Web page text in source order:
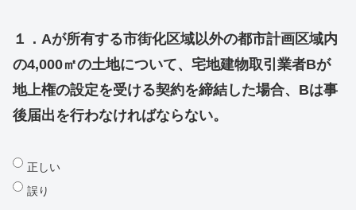
１．Aが所有する市街化区域以外の都市計画区域内
の4,000㎡の土地について、宅地建物取引業者Bが
地上権の設定を受ける契約を締結した場合、Bは事
後届出を行わなければならない。
正しい
誤り